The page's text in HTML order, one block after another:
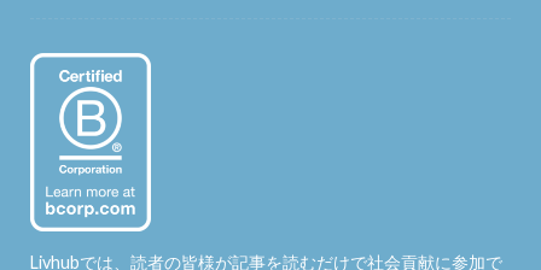
Livhubでは、読者の皆様が記事を読むだけで社会貢献に参加で